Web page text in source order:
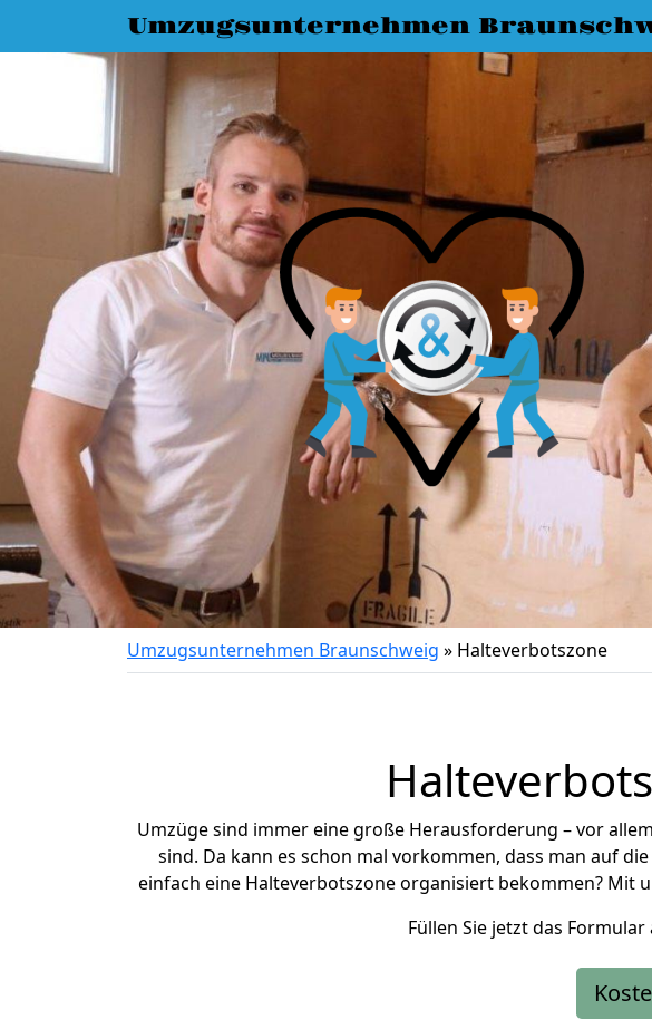
Umzugsunternehmen
Umzugsunternehmen Braunschweig » Halteverbotszone
Umzüge sind immer eine große Herausforderung – vor
sind. Da kann es schon mal vorkommen, dass man auf
einfach eine Halteverbotszone organisiert bekommen? Mit
Füllen Sie jetzt das